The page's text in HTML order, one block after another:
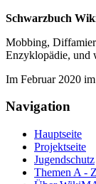
Schwarzbuch
Mobbing,
Enzyklo­pädie, und
Im Februar 2020 im
Navigation
Hauptseite
Projektseite
Jugendschutz
Themen A - Z